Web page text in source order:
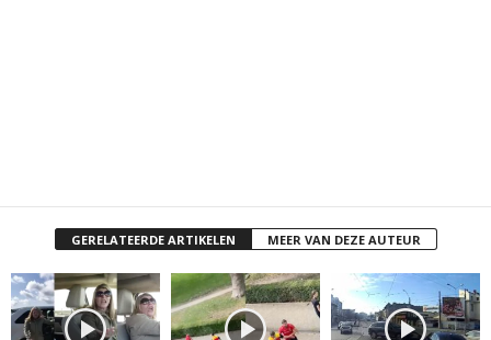
GERELATEERDE ARTIKELEN MEER VAN DEZE AUTEUR